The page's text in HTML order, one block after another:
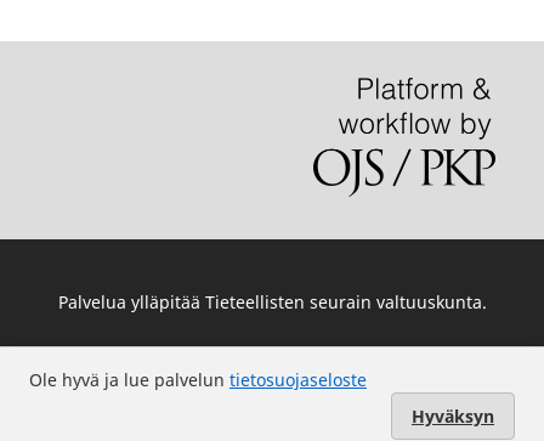
Ole hyvä ja lue palvelun tietosuojaseloste
Hyväksyn
Palvelua ylläpitää Tieteellisten seurain valtuuskunta.